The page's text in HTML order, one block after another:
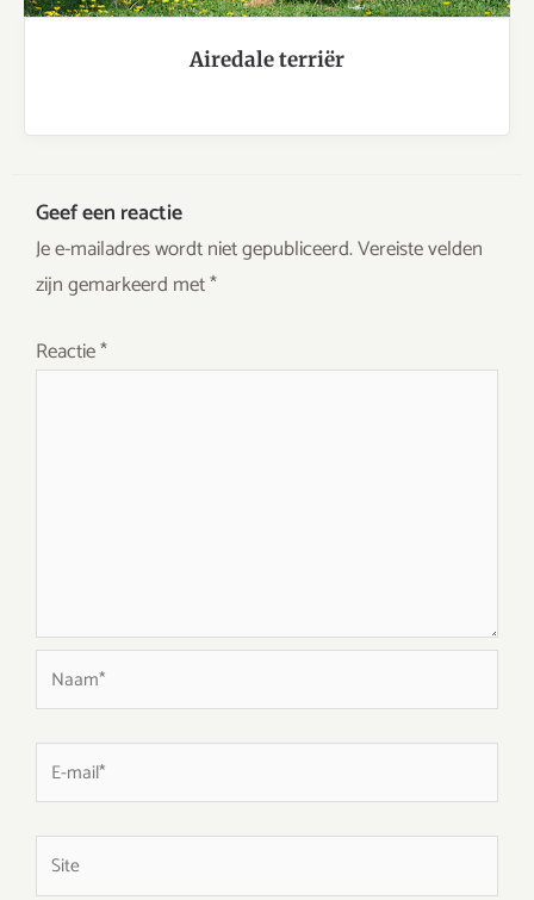
Airedale terriër
Geef een reactie
Je e-mailadres wordt niet gepubliceerd.Vereiste velden
zijn gemarkeerd met*
Reactie*
Naam*
mail*
Site